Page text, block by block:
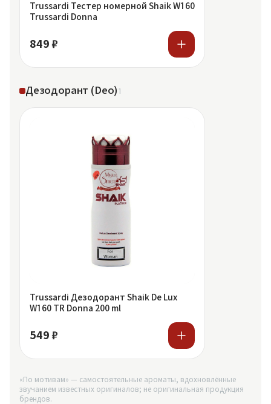
Trussardi Тестер номерной Shaik W160
Trussardi Donna
849 ₽
Дезодорант (Deo)1
Trussardi Дезодорант Shaik De Lux
W160 TR Donna 200 ml
549 ₽
«По мотивам» — самостоятельные ароматы, вдохновлённые
звучанием известных оригиналов; не оригинальная продукция
брендов.